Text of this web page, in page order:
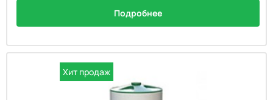
Подробнее
Хит продаж